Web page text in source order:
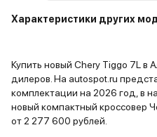
ПТС В наличии
Глубокий черный
Цена без скидки
3 262 050 ₽
Характеристики других
Купить новый Chery Tiggo 7L в
дилеров. На autospot.ru
комплектации на 2026 год, в
новый компактный кроссовер
от 2 277 600 рублей.